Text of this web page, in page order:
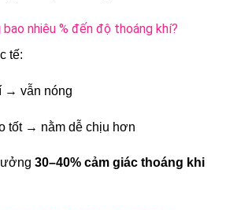
nhiêu % đến độ thoáng khí?
tế:
→ vẫn nóng
tốt → nằm dễ chịu hơn
30–40% cảm giác thoáng khi